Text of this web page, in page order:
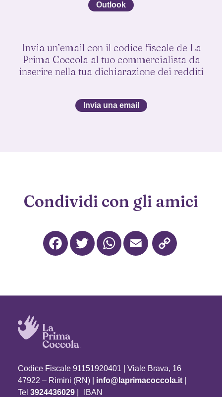
Outlook
Invia un’email con il codice fiscale de La
Prima Coccola al tuo commercialista da
inserire nella tua dichiarazione dei redditi
Invia una email
Condividi con gli amici
FacebookTwitter WhatsApp
Codice Fiscale 91151920401 | Viale Brava, 16
47922 – Rimini (RN) | info@laprimacoccola.it
Tel 3924436029| IBAN